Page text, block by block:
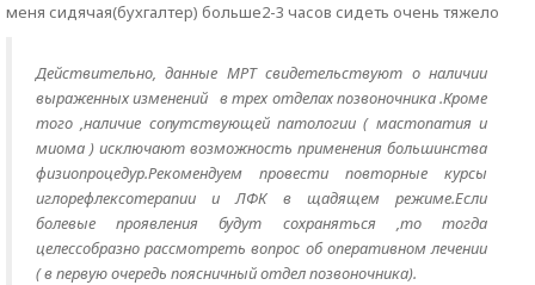
меня сидячая(бухгалтер) больше2-3 часов сидеть очень тяжело
Действительно, данные МРТ свидетельствуют о наличии
выраженных изменений в трех отделах позвоночника .Кроме
того ,наличие сопутствующей патологии ( мастопатия и
миома ) исключают возможность применения большинства
физиопроцедур.Рекомендуем провести повторные курсы
иглорефлексотерапии и ЛФК в щадящем режиме.Если
болевые проявления будут сохраняться ,то тогда
целессобразно рассмотреть вопрос об оперативном лечении
( в первую очередь поясничный отдел позвоночника).